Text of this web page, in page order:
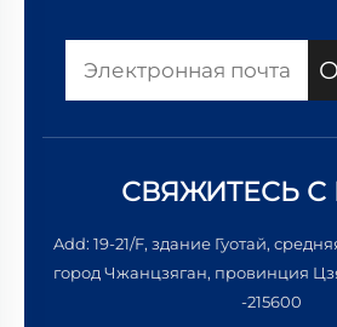
СВЯЖИТЕСЬ
Add: 19-21/F, здание Гуотай,
город Чжанцзяган, провинция
-215600